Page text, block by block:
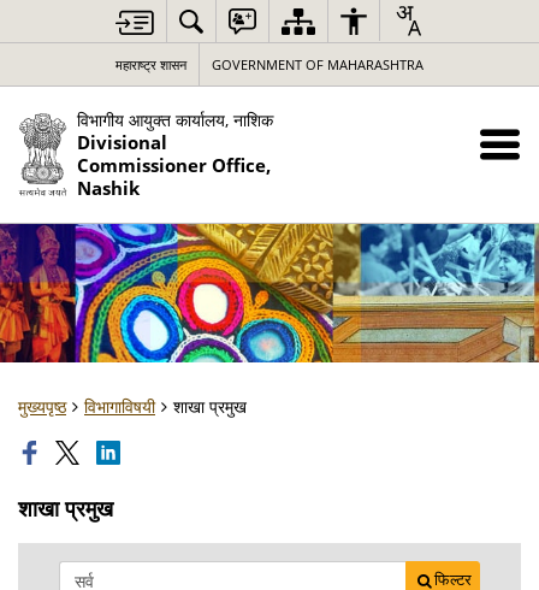
महाराष्ट्र शासन GOVERNMENT OF MAHARASHTRA
विभागीय आयुक्त कार्यालय, नाशिक
Divisional
Commissioner Office,
Nashik
मुख्यपृष्ठ विभागाविषयी शाखा प्रमुख
शाखा प्रमुख
फिल्टर